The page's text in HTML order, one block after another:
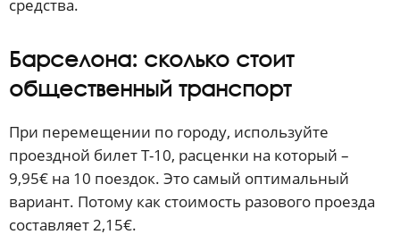
средства.
Барселона: сколько стоит
общественный транспорт
При перемещении по городу, используйте
проездной билет Т-10, расценки на который –
9,95€ на 10 поездок. Это самый оптимальный
вариант. Потому как стоимость разового проезда
составляет 2,15€.